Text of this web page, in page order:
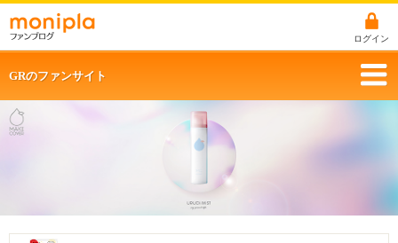
ログイン
GRのファンサイト